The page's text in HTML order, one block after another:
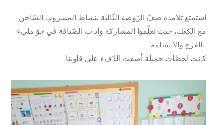
استمتع تلامذة صفّ الرّوضة الثّالثة بنشاط المشروب السّاخن
مع الكعك، حيث تعلّموا المشاركة وآداب الضّيافة في جوّ مليء
بالفرح والابتسامة.
كانت لحظات جميلة أضفت الدّفء على قلوبنا